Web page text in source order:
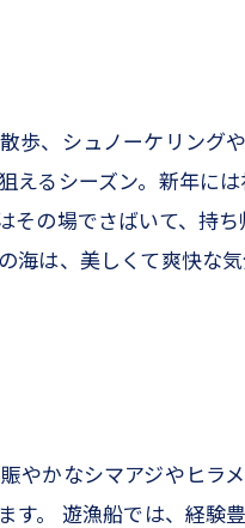
歩、シュノーケリング
えるシーズン。新年に
その場でさばいて、持ち
海は、美しくて爽快な
やかなシマアジやヒラ
す。 遊漁船では、経験